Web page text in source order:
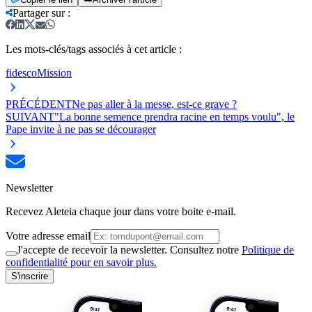
Partager sur:
Les mots-clés/tags associés à cet article :
fidescoMission
PRÉCÉDENTNe pas aller à la messe, est-ce grave ?
SUIVANT"La bonne semence prendra racine en temps voulu", le
Pape invite à ne pas se décourager
Newsletter
Recevez Aleteia chaque jour dans votre boite e-mail.
Votre adresse email
J'accepte de recevoir la newsletter. Consultez notre Politique de
confidentialité pour en savoir plus.
S'inscrire